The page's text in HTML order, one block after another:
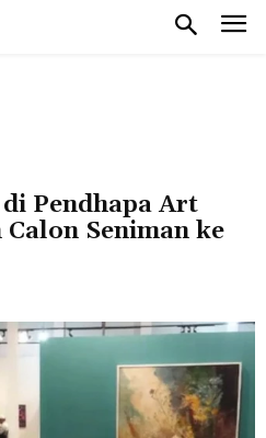
Pendhapa Art
Calon Seniman ke